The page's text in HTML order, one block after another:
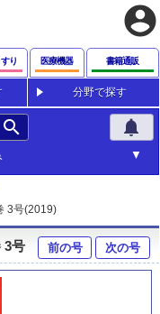
account_circle
すり 医療機器 書籍通販
分野で探す
search notifications
3号(2019)
3号 前の号 次の号